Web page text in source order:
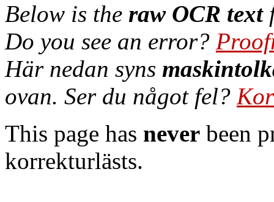
Below is the raw OCR text
Do you see an error?
Här nedan syns
ovan. Ser du något fel?
This page has never been
korrekturlästs.